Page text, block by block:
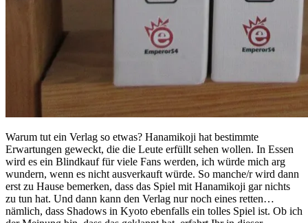
Warum tut ein Verlag so etwas? Hanamikoji hat bestimmte
Erwartungen geweckt, die die Leute erfüllt sehen wollen. In Essen
wird es ein Blindkauf für viele Fans werden, ich würde mich arg
wundern, wenn es nicht ausverkauft würde. So manche/r wird dann
erst zu Hause bemerken, dass das Spiel mit Hanamikoji gar nichts
zu tun hat. Und dann kann den Verlag nur noch eines retten…
nämlich, dass Shadows in Kyoto ebenfalls ein tolles Spiel ist. Ob ich